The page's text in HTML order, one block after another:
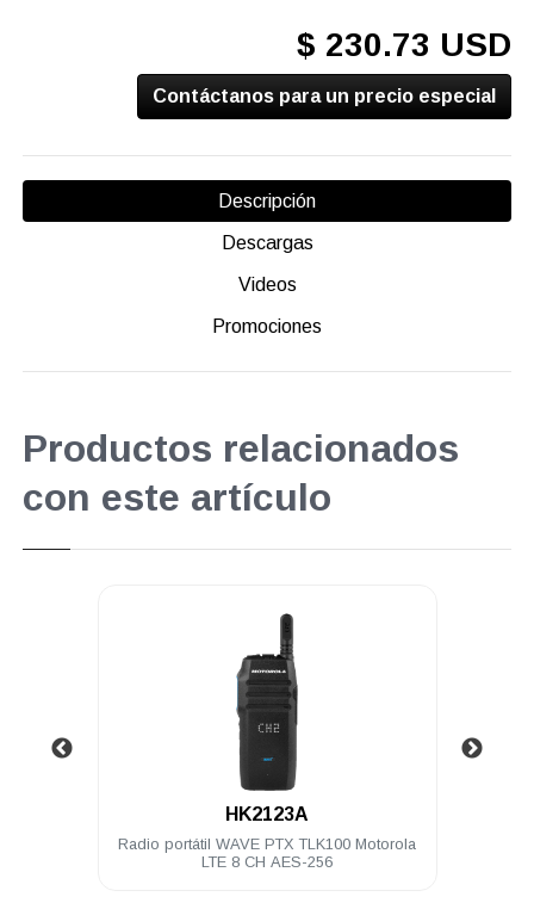
$ 230.73 USD
Contáctanos para un precio especial
Descripción
Descargas
Videos
Promociones
Productos relacionados
con este artículo
.
HK2123A
Radio portátil WAVE PTX TLK100 Motorola
LTE 8 CH AES-256